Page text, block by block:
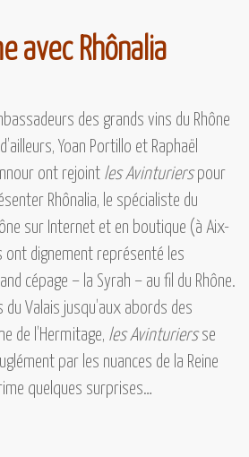
avec Rhônalia
des grands vins du Rhône
Yoan Portillo et Raphaël
ont rejoint les Avinturierspour
Rhônalia, le spécialiste du
sur Internet et en boutique (à Aix-
ont dignement représenté les
cépage – la Syrah – au fil du Rhône.
Valais jusqu’aux abords des
de l’Hermitage, les Avinturiersse
par les nuances de la Reine
quelques surprises…